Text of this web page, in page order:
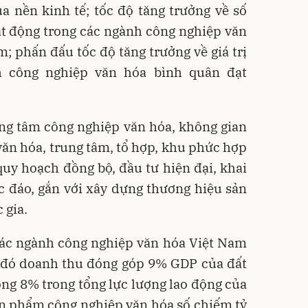
nền kinh tế; tốc độ tăng trưởng về số
động trong các ngành công nghiệp văn
phấn đấu tốc độ tăng trưởng về giá trị
công nghiệp văn hóa bình quân đạt
tâm công nghiệp văn hóa, không gian
hóa, trung tâm, tổ hợp, khu phức hợp
hoạch đồng bộ, đầu tư hiện đại, khai
đáo, gắn với xây dựng thương hiệu sản
gia.
ngành công nghiệp văn hóa Việt Nam
doanh thu đóng góp 9% GDP của đất
8% trong tổng lực lượng lao động của
phẩm công nghiệp văn hóa số chiếm tỷ